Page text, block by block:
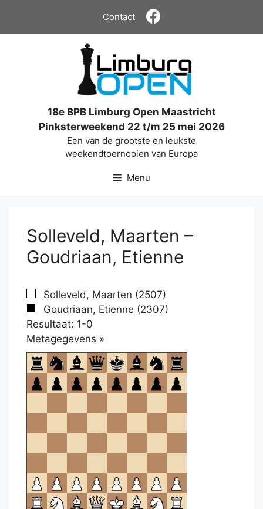
de
Contact
18e BPB Limburg Open Maastricht
Pinksterweekend 22 t/m 25 mei 2026
Een van de grootste en leukste
weekendtoernooien van Europa
Menu
Solleveld, Maarten –
Goudriaan, Etienne
Solleveld, Maarten (2507)
Goudriaan, Etienne (2307)
Resultaat: 1-0
Metagegevens »
om
te
openen.